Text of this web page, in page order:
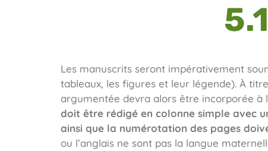
Les manuscrits seront impérativement
tableaux, les figures et leur légende). À
argumentée devra alors être incorporée à
doit être rédigé en colonne simple avec
ainsi que la numérotation des pages
ou l’anglais ne sont pas la langue